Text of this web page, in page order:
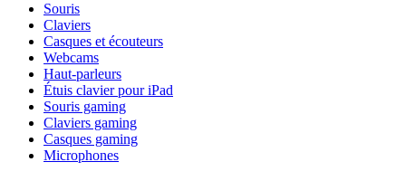
Souris
Claviers
Casques et écouteurs
Webcams
Haut-parleurs
Étuis clavier pour iPad
Souris gaming
Claviers gaming
Casques gaming
Microphones